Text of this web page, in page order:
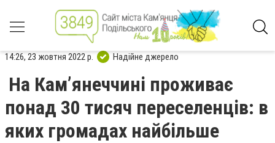
14:26, 23 жовтня 2022 р. Надійне джерело
На Кам’янеччині проживає
понад 30 тисяч переселенців: в
яких громадах найбільше